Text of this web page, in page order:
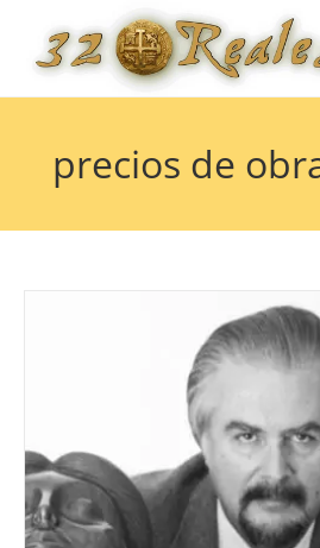
contenido
precios de